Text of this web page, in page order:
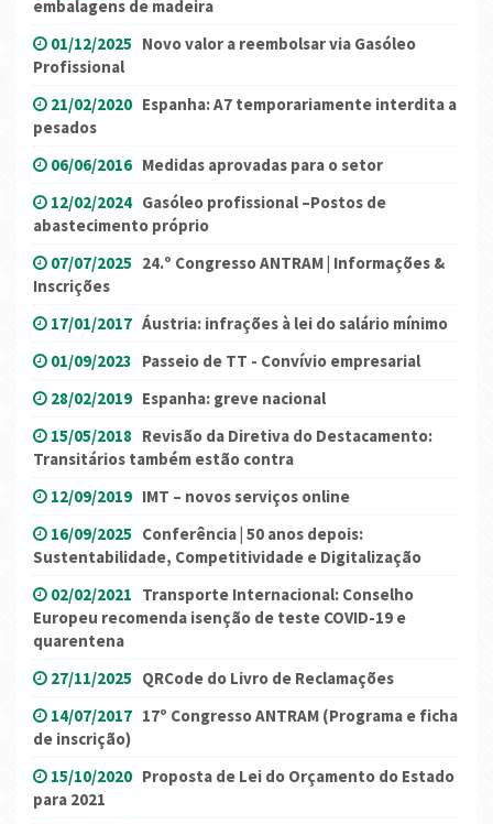
embalagens de madeira
01/12/2025 Novo valor a reembolsar via Gasóleo
Profissional
21/02/2020 Espanha: A7 temporariamente interdita a
pesados
06/06/2016 Medidas aprovadas para o setor
12/02/2024 Gasóleo profissional –Postos de
abastecimento próprio
07/07/2025 24.º Congresso ANTRAM | Informações &
Inscrições
17/01/2017 Áustria: infrações à lei do salário mínimo
01/09/2023 Passeio de TT - Convívio empresarial
28/02/2019 Espanha: greve nacional
15/05/2018 Revisão da Diretiva do Destacamento:
Transitários também estão contra
12/09/2019 IMT – novos serviços online
16/09/2025 Conferência | 50 anos depois:
Sustentabilidade, Competitividade e Digitalização
02/02/2021 Transporte Internacional: Conselho
Europeu recomenda isenção de teste COVID-19 e
quarentena
27/11/2025 QRCode do Livro de Reclamações
14/07/2017 17º Congresso ANTRAM (Programa e ficha
de inscrição)
15/10/2020 Proposta de Lei do Orçamento do Estado
para 2021